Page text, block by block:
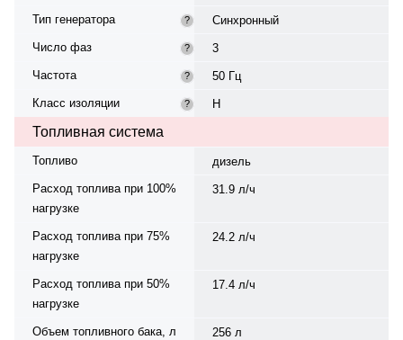
Тип генератора
?
Синхронный
Число фаз
?
3
Частота
?
50 Гц
Класс изоляции
? H
Топливная система
Топливо
дизель
Расход топлива при 100%
нагрузке
31.9 л/ч
Расход топлива при 75%
нагрузке
24.2 л/ч
Расход топлива при 50%
нагрузке
17.4 л/ч
Объем топливного бака, л
256 л